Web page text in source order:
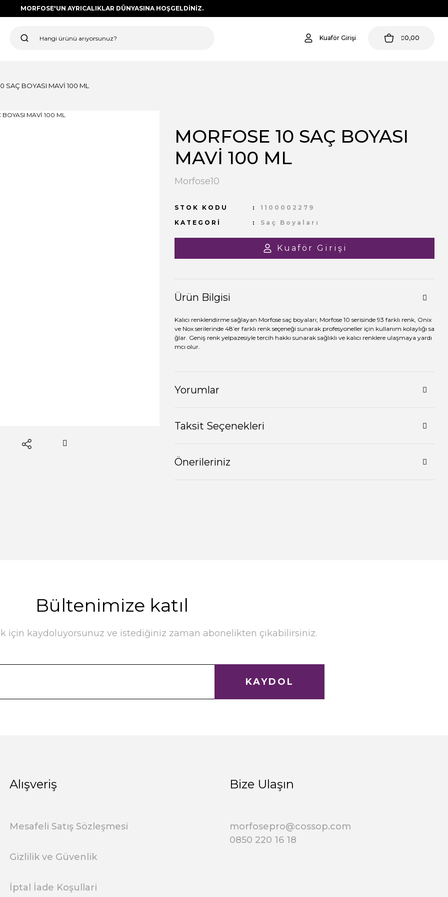
MORFOSE'UN AYRICALIKLAR DÜNYASINA HOŞGELDİNİZ.
Kuaför Girişi 0,00
SAÇ BOYASI MAVİ 100 ML
MORFOSE 10 SAÇ BOYASI
MAVİ 100 ML
Morfose10
STOK KODU
1100002279
KATEGORI
Saç Boyaları
Kuaför Girişi
Ürün Bilgisi
Kalıcı renklendirme sağlayan Morfose saç boyaları; Morfose 10 serisinde 93 farklı renk, Onix
ve Nox serilerinde 48’er farklı renk seçeneği sunarak profesyoneller için kullanım kolaylığı sa
ğlar. Geniş renk yelpazesiyle tercih hakkı sunarak sağlıklı ve kalıcı renklere ulaşmaya yardı
mcı olur.
Yorumlar
Taksit Seçenekleri
Önerileriniz
Bültenimize katıl
için kaydoluyorsunuz ve istediğiniz zaman abonelikten çıkabilirsiniz.
KAYDOL
Alışveriş
Mesafeli Satış Sözleşmesi
Gizlilik ve Güvenlik
İptal İade Koşullari
Bize Ulaşın
morfosepro@cossop.com
0850 220 16 18